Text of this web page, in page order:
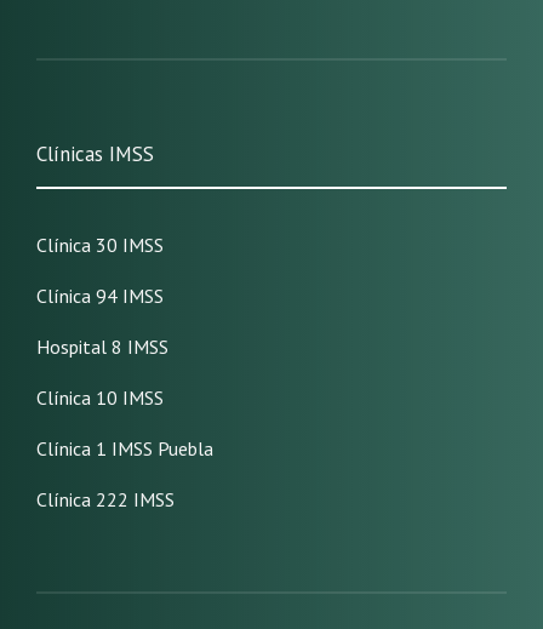
Clínicas IMSS
Clínica 30 IMSS
Clínica 94 IMSS
Hospital 8 IMSS
Clínica 10 IMSS
Clínica 1 IMSS Puebla
Clínica 222 IMSS